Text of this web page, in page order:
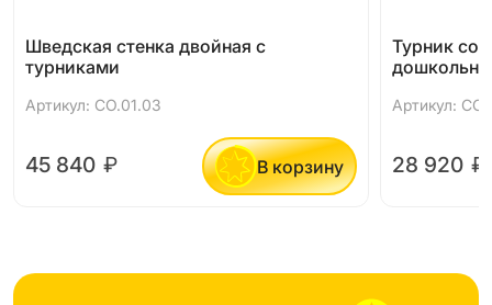
Шведская стенка двойная с
турниками
Артикул: СО.01.03
45 840 ₽ В корзину
Турник со
Артикул:
28 920 ₽